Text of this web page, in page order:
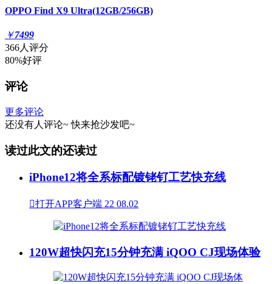
OPPO Find X9 Ultra(12GB/256GB)
￥7499
366人评分
80%好评
评论
更多评论
还没有人评论~ 快来抢沙发吧~
读过此文的还读过
iPhone12将全系标配镀铑钌工艺快充线
打开APP客户端 22 08.02
120W超快闪充15分钟充满 iQOO CJ现场体验